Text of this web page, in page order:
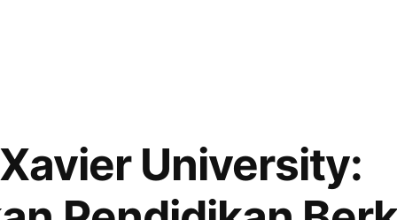
University: